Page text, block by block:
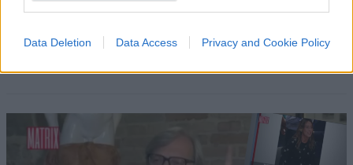
Data Deletion Data Access Privacy and Cookie Policy
Desirée sono surreali”
diNicola Porro
27.9k